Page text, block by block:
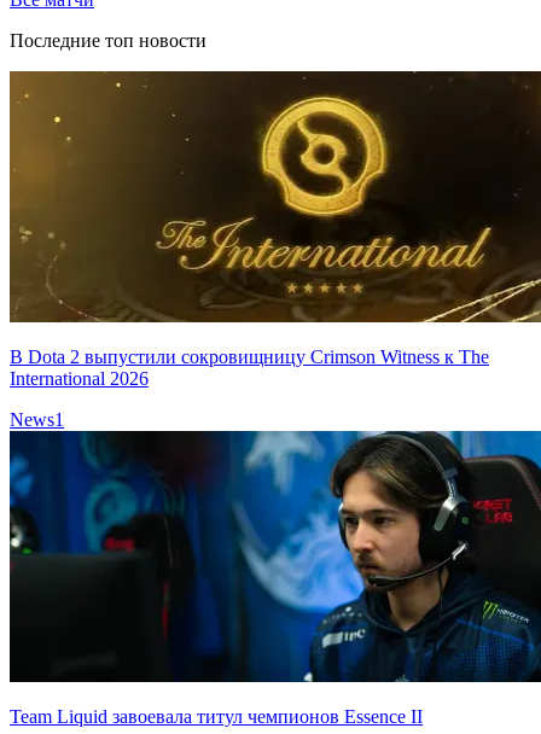
Последние топ новости
В Dota 2 выпустили сокровищницу Crimson Witness к The
International 2026
News1
Team Liquid завоевала титул чемпионов Essence II